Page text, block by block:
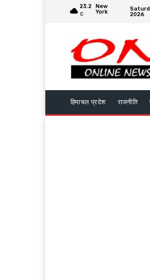
23.2
C
New
York
2026
हिमाचल प्रदेश राजनीति